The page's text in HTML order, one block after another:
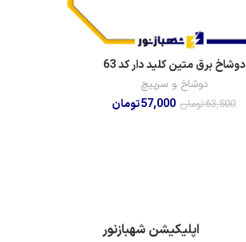
دوشاخ برق متین کلید دار کد 63
دوشاخ و سرپیچ
63,500تومان 57,000تومان
اپلیکیشن شهبازنور